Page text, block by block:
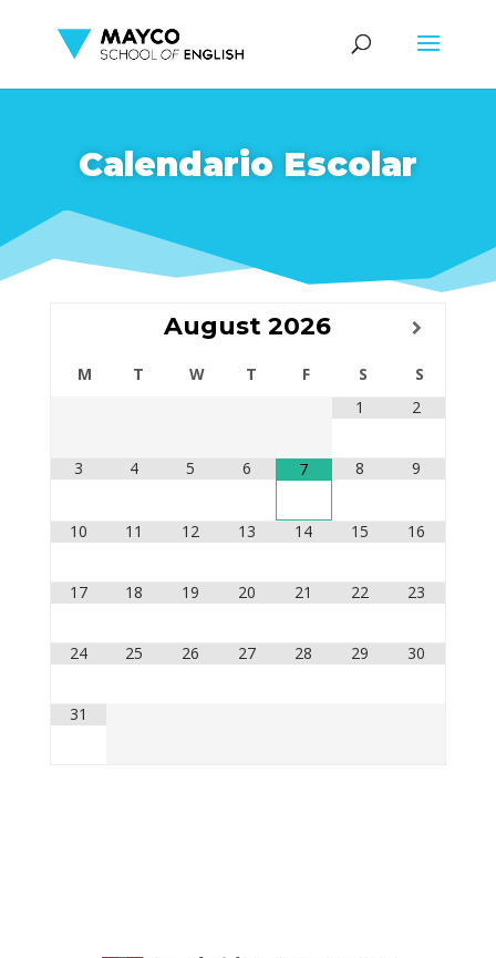
Calendario Escolar
August 2026
M T W T F S
S
1
2
3 4 5 6 7 8 9
10 11 12 13 14 15 16
17 18 19 20 21 22 23
24 25 26 27 28 29 30
31